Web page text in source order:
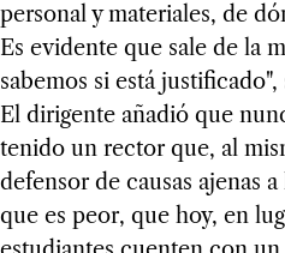
personal y materiales, de
Es evidente que sale de la
sabemos si está justificado",
El dirigente añadió que
tenido un rector que, al
defensor de causas ajenas
que es peor, que hoy, en